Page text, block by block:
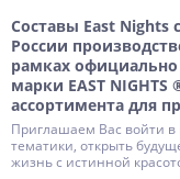
Составы East Nights
России
рамках официально
марки EAST
ассортимента для
Приглашаем Вас войти в
тематики, открыть
жизнь с истинной